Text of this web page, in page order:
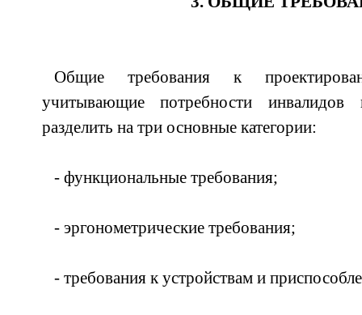
Общие требования к
учитывающие потребности
разделить на три основные категории:
- функциональные требования;
- эргонометрические требования;
- требования к устройствам и